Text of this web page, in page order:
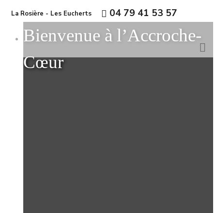
La Rosière - Les Eucherts 04 79 41 53 57
Bienvenue à l’Accroche-
Cœur